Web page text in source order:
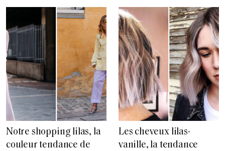
Notre shopping lilas, la
couleur tendance de
Les cheveux lilas-
vanille, la tendance